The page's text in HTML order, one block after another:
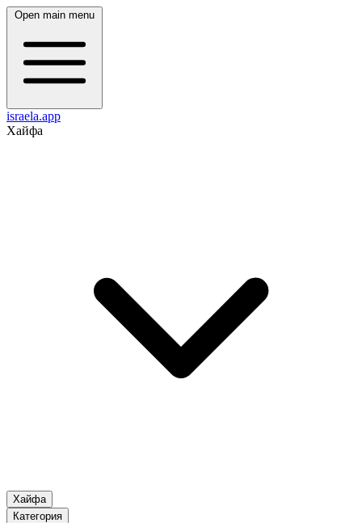
Open main menu
israela.app
Хайфа
Хайфа
Категория